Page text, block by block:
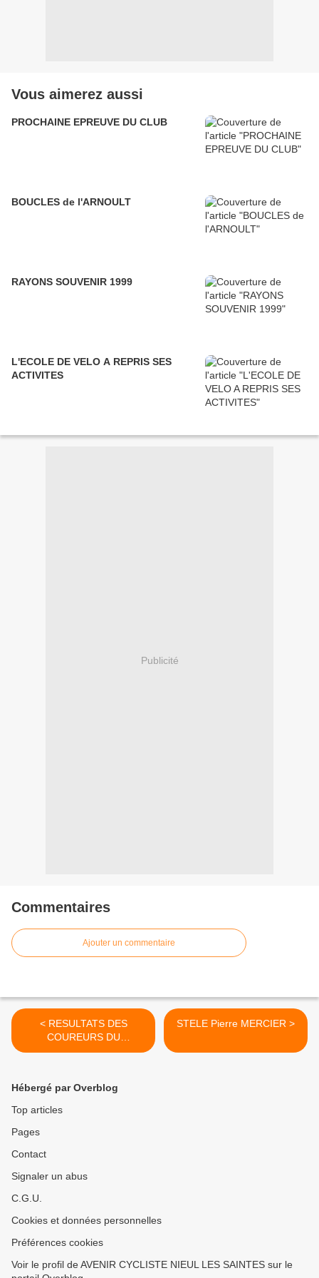
Vous aimerez aussi
PROCHAINE EPREUVE DU CLUB
BOUCLES de l'ARNOULT
RAYONS SOUVENIR 1999
L'ECOLE DE VELO A REPRIS SES
ACTIVITES
Publicité
Commentaires
Ajouter un commentaire
< RESULTATS DES
COUREURS DU
DEPARTEMENT
STELE Pierre MERCIER >
Hébergé par Overblog
Top articles
Pages
Contact
Signaler un abus
C.G.U.
Cookies et données personnelles
Préférences cookies
Voir le profil de AVENIR CYCLISTE NIEUL LES SAINTES sur le